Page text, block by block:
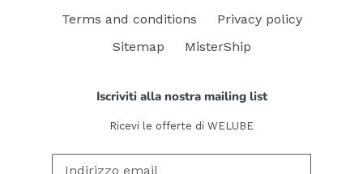
Terms and conditions
Privacy policy
Sitemap
MisterShip
Iscriviti alla nostra mailing list
Ricevi le offerte di WELUBE